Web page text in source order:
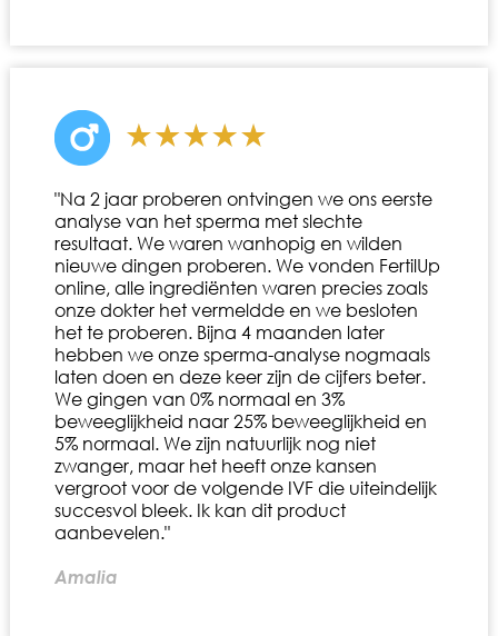
"Na 2 jaar proberen ontvingen we ons eerste
analyse van het sperma met slechte
resultaat. We waren wanhopig en wilden
nieuwe dingen proberen. We vonden FertilUp
online, alle ingrediënten waren precies zoals
onze dokter het vermeldde en we besloten
het te proberen. Bijna 4 maanden later
hebben we onze sperma-analyse nogmaals
laten doen en deze keer zijn de cijfers beter.
We gingen van 0% normaal en 3%
beweeglijkheid naar 25% beweeglijkheid en
5% normaal. We zijn natuurlijk nog niet
zwanger, maar het heeft onze kansen
vergroot voor de volgende IVF die uiteindelijk
succesvol bleek. Ik kan dit product
aanbevelen."
Amalia